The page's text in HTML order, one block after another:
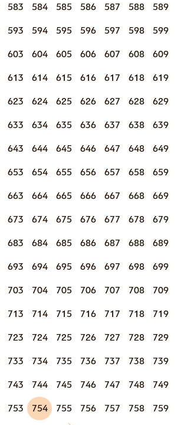
583 584 585 586 587 588 589
593 594 595 596 597 598 599
603 604 605 606 607 608 609
613 614 615 616 617 618 619
623 624 625 626 627 628 629
633 634 635 636 637 638 639
643 644 645 646 647 648 649
653 654 655 656 657 658 659
663 664 665 666 667 668 669
673 674 675 676 677 678 679
683 684 685 686 687 688 689
693 694 695 696 697 698 699
703 704 705 706 707 708 709
713 714 715 716 717 718 719
723 724 725 726 727 728 729
733 734 735 736 737 738 739
743 744 745 746 747 748 749
753 754 755 756 757 758 759